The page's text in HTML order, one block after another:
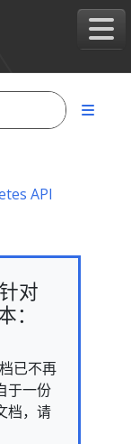
API
对
：
已不再
于一份
档，请